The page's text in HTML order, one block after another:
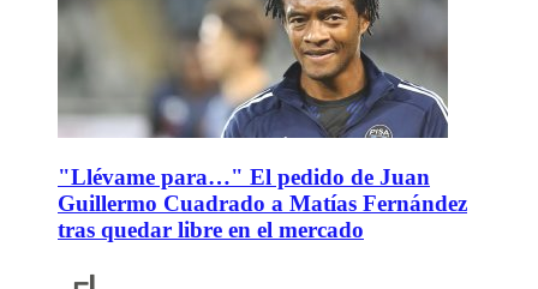
"Llévame para…" El pedido de Juan
Guillermo Cuadrado a Matías Fernández
tras quedar libre en el mercado